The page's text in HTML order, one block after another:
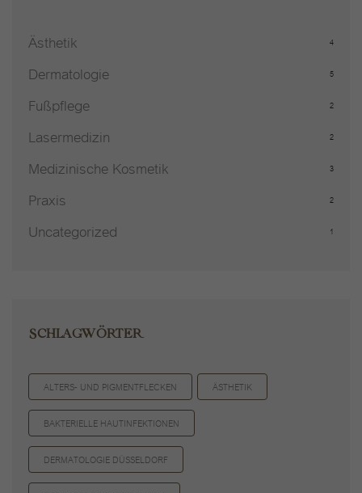
Ästhetik 4
Dermatologie 5
Fußpflege 2
Lasermedizin 2
Medizinische Kosmetik 3
Praxis 2
Uncategorized 1
SCHLAGWÖRTER
ALTERS- UND PIGMENTFLECKEN ÄSTHETIK
BAKTERIELLE HAUTINFEKTIONEN
DERMATOLOGIE DÜSSELDORF